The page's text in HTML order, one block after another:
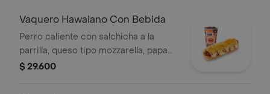
bebida PET
Vaquero Hawaiano Con Bebida
Perro caliente con salchicha a la
parrilla, queso tipo mozzarella, papa
callejera, piña, salsa blanca y salsa de
$ 29.600